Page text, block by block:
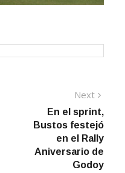
Next
En el sprint,
Bustos festejó
en el Rally
Aniversario de
Godoy